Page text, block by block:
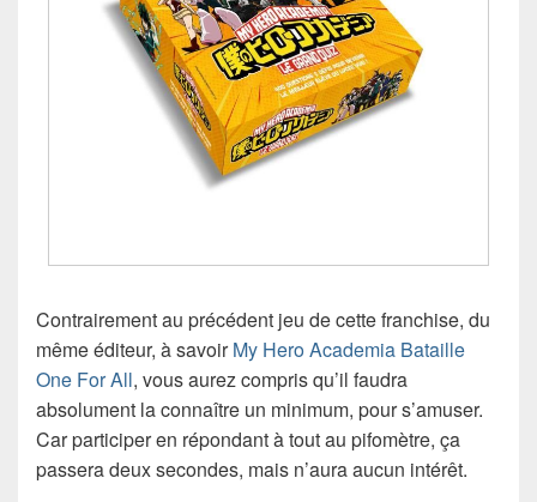
Contrairement au précédent jeu de cette franchise, du
même éditeur, à savoirMy Hero Academia Bataille
One For All, vous aurez compris qu’il faudra
absolument la connaître un minimum, pour s’amuser.
Car participer en répondant à tout au pifomètre, ça
passera deux secondes, mais n’aura aucun intérêt.